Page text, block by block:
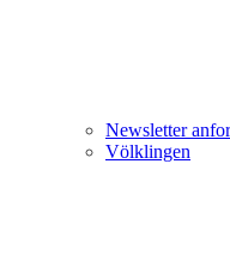
Newsletter
Völklingen